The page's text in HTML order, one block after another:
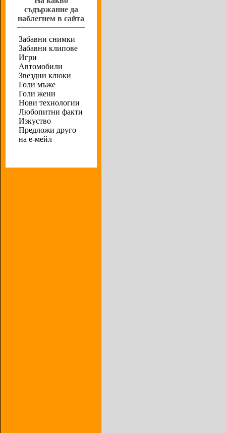
съдържание да
наблегнем в сайта
Забавни снимки
Забавни клипове
Игри
Автомобили
Звездни клюки
Голи мъже
Голи жени
Нови технологии
Любопитни факти
Изкуство
Предложи друго
на е-мейл